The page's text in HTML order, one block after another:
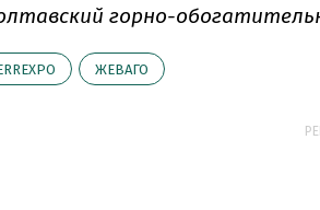
горно-
ЖЕВАГО